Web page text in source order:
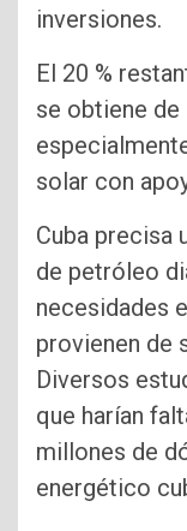
inversiones.
El 20 %
se obtiene de
solar con
Cuba precisa
de petróleo
necesidades
provienen de
Diversos
que harían
millones de
energético